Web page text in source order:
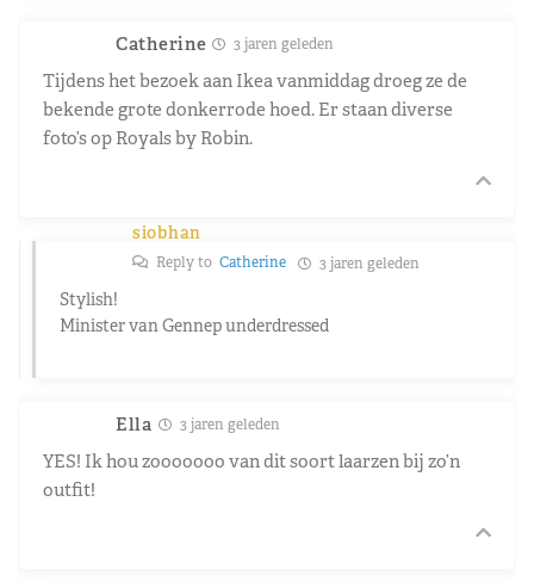
Catherine 3 jaren geleden
Tijdens het bezoek aan Ikea vanmiddag droeg ze de
bekende grote donkerrode hoed. Er staan diverse
foto’s op Royals by Robin.
siobhan
Reply to Catherine 3 jaren geleden
Stylish!
Minister van Gennep underdressed
Ella 3 jaren geleden
YES! Ik hou zooooooo van dit soort laarzen bij zo’n
outfit!